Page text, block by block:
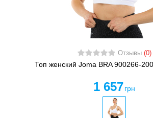
Отзывы (0)
Топ женский Joma BRA 900266-
1 657 грн